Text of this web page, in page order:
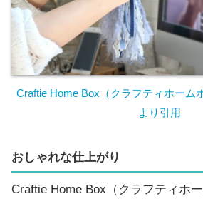
Craftie Home Box（クラフティホーム
より引用
おしゃれな仕上がり
Craftie Home Box（クラフティホ